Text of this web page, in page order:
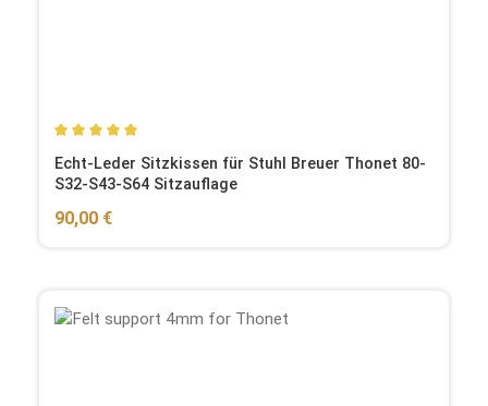
Durchschnittliche Bewertung von 5 von 5 Sternen
Echt-Leder Sitzkissen für Stuhl Breuer Thonet 80-
S32-S43-S64 Sitzauflage
Regulärer Preis:
90,00 €